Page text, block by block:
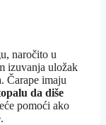
naročito u
izuvanja uložak
Čarape imaju
da diše
pomoći ako